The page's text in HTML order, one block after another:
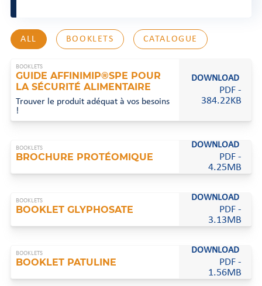
ALL BOOKLETS CATALOGUE
BOOKLETS
GUIDE AFFINIMIP®SPE POUR
LA SÉCURITÉ ALIMENTAIRE
Trouver le produit adéquat à vos besoins
!
DOWNLOAD
PDF -
384.22KB
BOOKLETS
BROCHURE PROTÉOMIQUE
DOWNLOAD
PDF -
4.25MB
BOOKLETS
BOOKLET GLYPHOSATE
DOWNLOAD
PDF -
3.13MB
BOOKLETS
BOOKLET PATULINE
DOWNLOAD
PDF -
1.56MB